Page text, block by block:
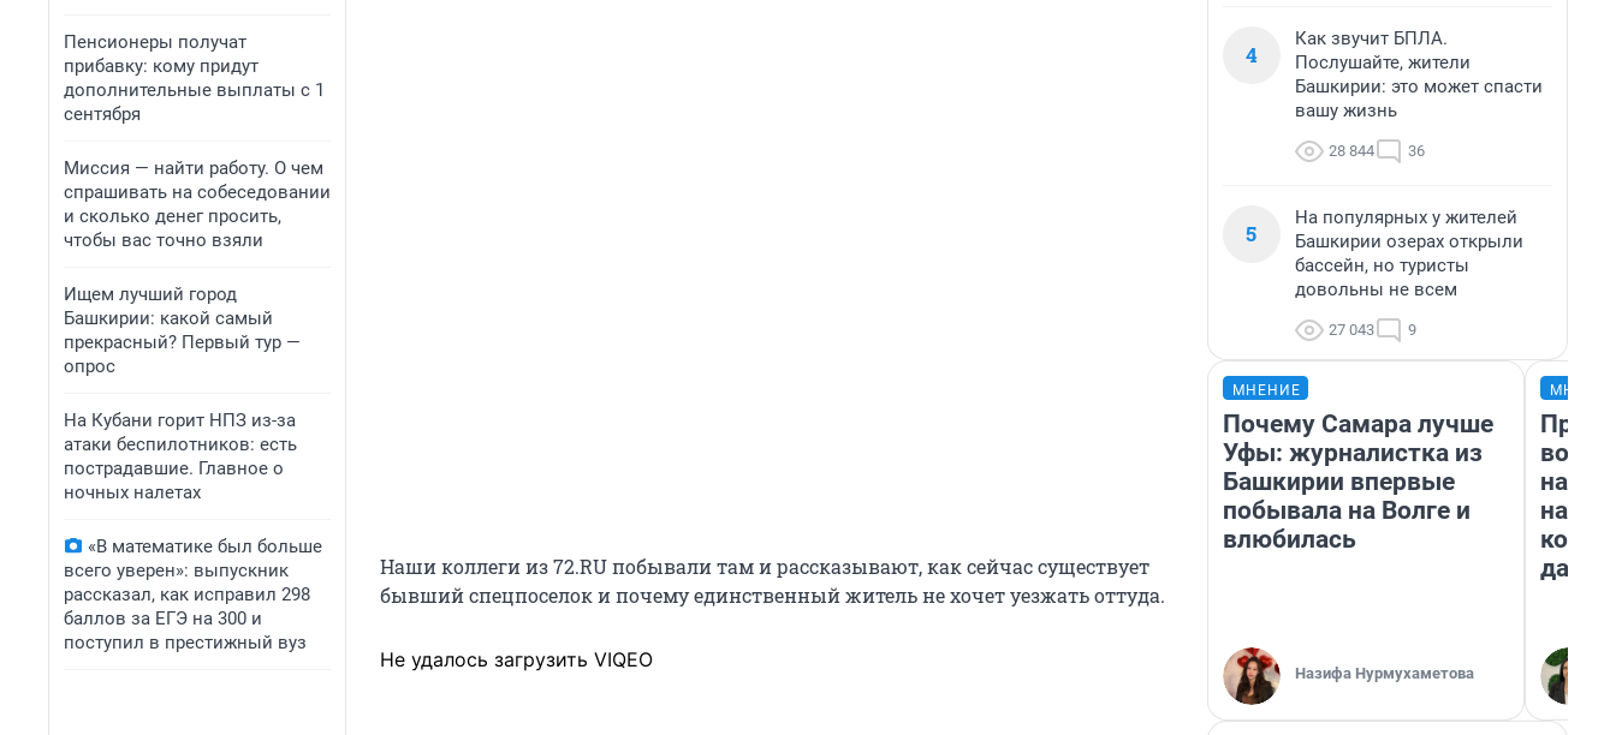
Пенсионеры получат
прибавку: кому придут
дополнительные выплаты с 1
сентября
Миссия — найти работу. О чем
спрашивать на собеседовании
и сколько денег просить,
чтобы вас точно взяли
Ищем лучший город
Башкирии: какой самый
прекрасный? Первый тур —
опрос
На Кубани горит НПЗ из-за
атаки беспилотников: есть
пострадавшие. Главное о
ночных налетах
«В математике был больше
всего уверен»: выпускник
рассказал, как исправил 298
баллов за ЕГЭ на 300 и
поступил в престижный вуз
Наши коллеги из 72.RU побывали там и рассказывают, как сейчас существует
бывший спецпоселок и почему единственный житель не хочет уезжать оттуда.
Не удалось загрузить VIQEO
4
Как звучит БПЛА.
Послушайте, жители
Башкирии: это может спасти
вашу жизнь
28 844 36
5
На популярных у жителей
Башкирии озерах открыли
бассейн, но туристы
довольны не всем
27 043 9
МНЕНИЕ
Почему Самара лучше
Уфы: журналистка из
Башкирии впервые
побывала на Волге и
влюбилась
Назифа Нурмухаметова
нам
даже